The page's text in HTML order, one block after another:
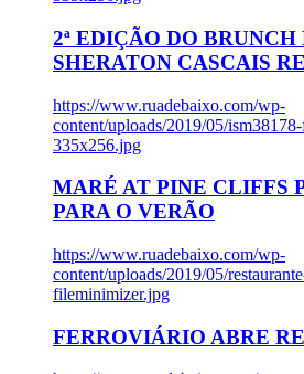
2ª EDIÇÃO DO BRUNCH
SHERATON CASCAIS
https://www.ruadebaixo.com/wp-
content/uploads/2019/05/
335x256.jpg
MARÉ AT PINE CLIFFS
PARA O VERÃO
https://www.ruadebaixo.com/wp-
content/uploads/2019/05/
fileminimizer.jpg
FERROVIÁRIO ABRE